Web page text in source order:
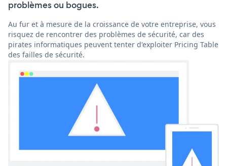
problèmes ou bogues.
Au fur et à mesure de la croissance de votre entreprise, vous
risquez de rencontrer des problèmes de sécurité, car des
pirates informatiques peuvent tenter d'exploiter Pricing Table
des failles de sécurité.